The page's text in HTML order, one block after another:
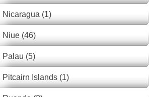
Nicaragua (1)
Niue (46)
Palau (5)
Pitcairn Islands (1)